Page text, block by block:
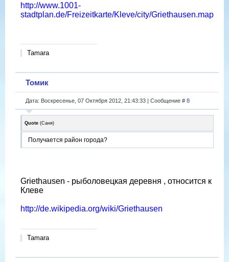
http://www.1001-
stadtplan.de/Freizeitkarte/Kleve/city/Griethausen.map
Tamara
Томик
Дата: Воскресенье, 07 Октября 2012, 21:43:33 | Сообщение # 8
Quote (Саня)
Получается район города?
Griethausen - рыболовецкая деревня , относится к
Клеве
http://de.wikipedia.org/wiki/Griethausen
Tamara